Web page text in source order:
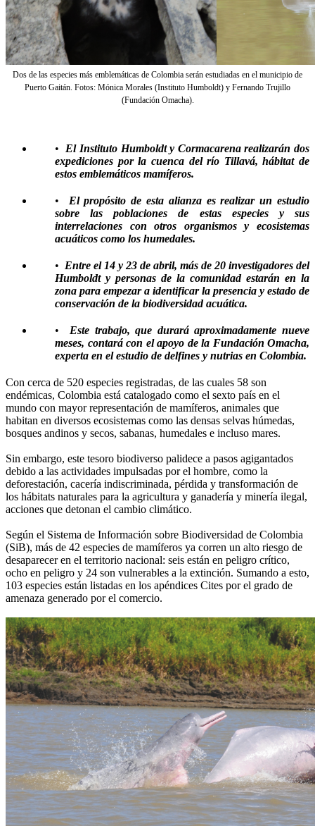
Dos de las especies más emblemáticas de Colombia serán estudiadas en el municipio de
Puerto Gaitán. Fotos: Mónica Morales (Instituto Humboldt) y Fernando Trujillo
(Fundación Omacha).
•El Instituto Humboldt y Cormacarena realizarán dos
expediciones por la cuenca del río Tillavá, hábitat de
estos emblemáticos mamíferos.
• El propósito de esta alianza es realizar un estudio
sobre las poblaciones de estas especies y sus
interrelaciones con otros organismos y ecosistemas
acuáticos como los humedales.
• Entre el 14 y 23 de abril, más de 20 investigadores del
Humboldt y personas de la comunidad estarán en la
zona para empezar a identificar la presencia y estado de
conservación de la biodiversidad acuática.
•Este trabajo, que durará aproximadamente nueve
meses, contará con el apoyo de la Fundación Omacha,
experta en el estudio de delfines y nutrias en Colombia.
Con cerca de 520 especies registradas, de las cuales 58 son
endémicas, Colombia está catalogado como el sexto país en el
mundo con mayor representación de mamíferos, animales que
habitan en diversos ecosistemas como las densas selvas húmedas,
bosques andinos y secos, sabanas, humedales e incluso mares.
Sin embargo, este tesoro biodiverso palidece a pasos agigantados
debido a las actividades impulsadas por el hombre, como la
deforestación, cacería indiscriminada, pérdida y transformación de
los hábitats naturales para la agricultura y ganadería y minería ilegal,
acciones que detonan el cambio climático.
Según el Sistema de Información sobre Biodiversidad de Colombia
(SiB), más de 42 especies de mamíferos ya corren un alto riesgo de
desaparecer en el territorio nacional: seis están en peligro crítico,
ocho en peligro y 24 son vulnerables a la extinción. Sumando a esto,
103 especies están listadas en los apéndices Cites por el grado de
amenaza generado por el comercio.